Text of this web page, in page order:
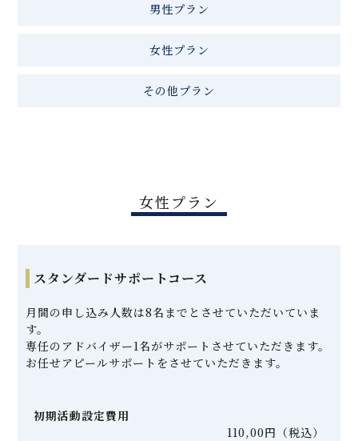
男性プラン
女性プラン
その他プラン
女性プラン
スタンダードサポートコース
月間の申し込み人数は8名までとさせていただいていま
す。
専任のアドバイザー1名がサポートさせていただきます。
お任せアピールサポートをさせていただきます。
初期活動設定費用
110,00円（税込）